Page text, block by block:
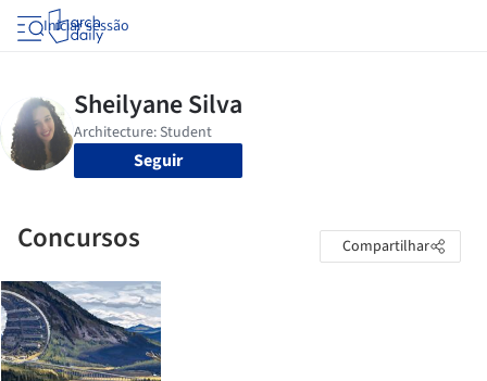
Iniciar sessão
Seguir
Concursos Compartilhar